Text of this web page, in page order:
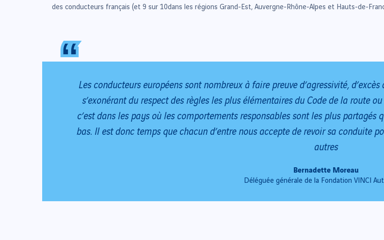
des conducteurs français (et 9 sur 10dans les régions Grand-Est, Auvergne-Rhône-Alpes et Hauts-de-
“
“Les conducteurs européens sont nombreux à faire preuve d’agressivité,
s’exonérant du respect des règles les plus élémentaires du Code de la route
c’est dans les pays où les comportements responsables sont les plus
bas. Il est donc temps que chacun d’entre nous accepte de revoir sa conduite
autres
Bernadette Moreau
Déléguée générale de la Fondation VINCI